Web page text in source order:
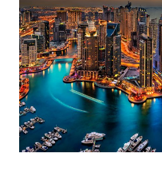
June 6, 2016